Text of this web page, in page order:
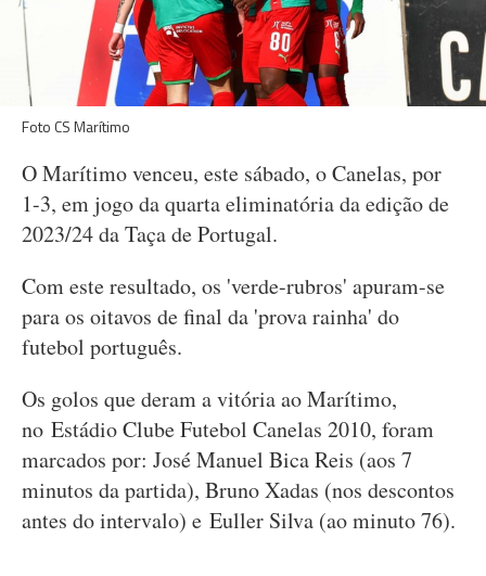
Foto CS Marítimo
O Marítimo venceu, este sábado, o Canelas, por
1-3, em jogo da quarta eliminatória da edição de
2023/24 da Taça de Portugal.
Com este resultado, os 'verde-rubros' apuram-se
para os oitavos de final da 'prova rainha' do
futebol português.
Os golos que deram a vitória ao Marítimo,
no Estádio Clube Futebol Canelas 2010, foram
marcados por: José Manuel Bica Reis (aos 7
minutos da partida), Bruno Xadas (nos descontos
antes do intervalo) e Euller Silva (ao minuto 76).